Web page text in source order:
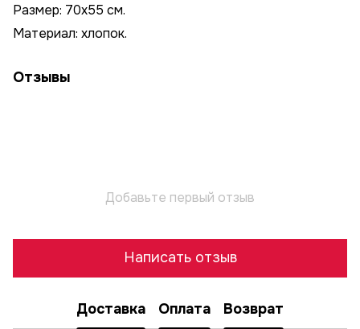
Размер: 70х55 см.
Материал: хлопок.
Отзывы
Добавьте первый отзыв
Написать отзыв
Доставка Оплата Возврат